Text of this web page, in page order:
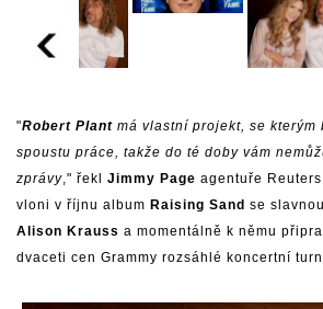
"Robert Plant má vlastní projekt, se kterým
spoustu práce, takže do té doby vám
zprávy ," řekl Jimmy Page agentuře Reuters.
vloni v říjnu album Raising Sand se
Alison Krauss a momentálně k němu
dvaceti cen Grammy rozsáhlé koncertní